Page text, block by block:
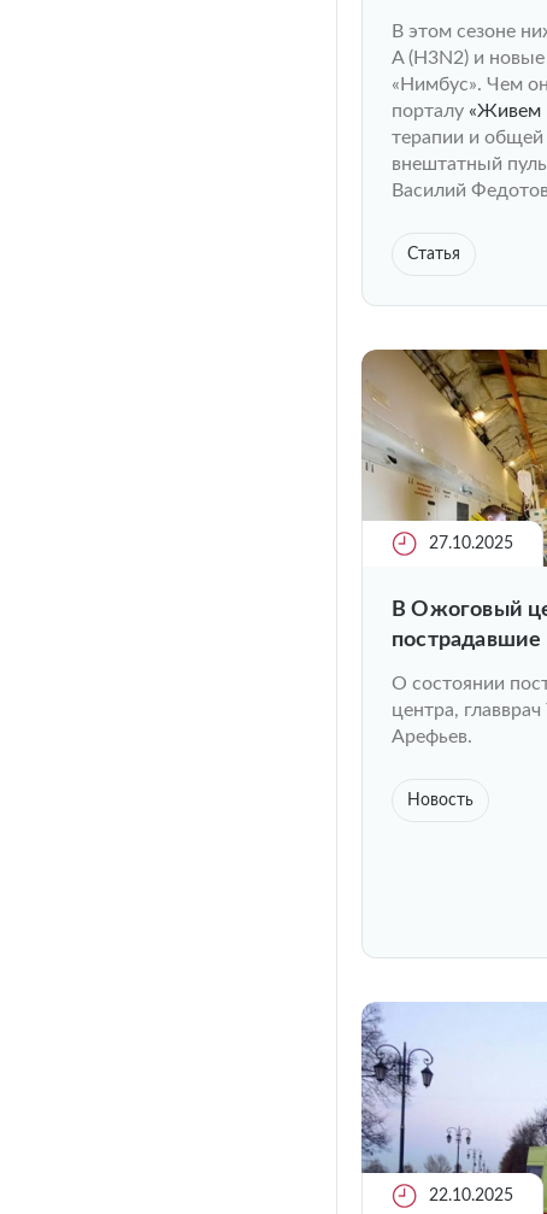
В этом сезоне
A (H3N2) и
«Нимбус». Чем
порталу «Живем
терапии и
внештатный
Василий
Статья
27.10.2025
В Ожоговый
пострадавшие
О состоянии
центра,
Арефьев.
Новость
22.10.2025